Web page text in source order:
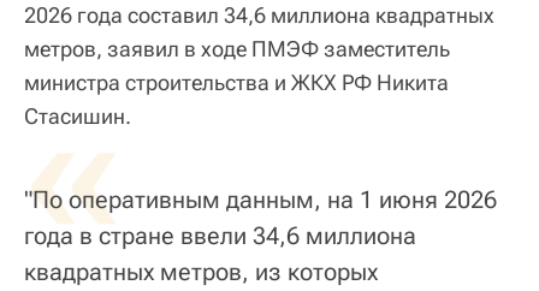
2026 года составил 34,6 миллиона квадратных
метров, заявил в ходе ПМЭФ заместитель
министра строительства и ЖКХ РФ Никита
Стасишин.
«
"По оперативным данным, на 1 июня 2026
года в стране ввели 34,6 миллиона
квадратных метров, из которых